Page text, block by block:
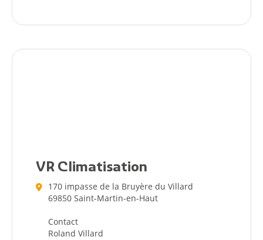
VR Climatisation
170 impasse de la Bruyère du Villard
69850 Saint-Martin-en-Haut
Contact
Roland Villard